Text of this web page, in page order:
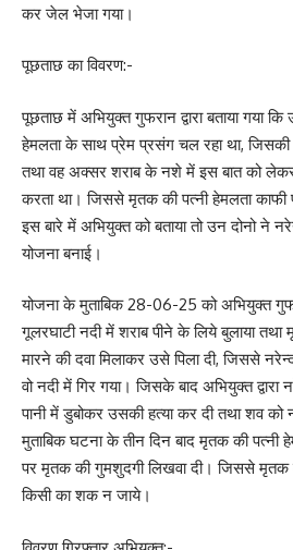
कर जेल भेजा गया।
पूछताछ का विवरण:-
पूछताछ में अभियुक्त गुफरान द्वारा बताया गया
हेमलता के साथ प्रेम प्रसंग चल रहा था, जिसकी
तथा वह अक्सर शराब के नशे में इस बात को
करता था। जिससे मृतक की पत्नी हेमलता काफी
इस बारे में अभियुक्त को बताया तो उन दोनो ने
योजना बनाई।
योजना के मुताबिक 28-06-25 को अभियुक्त
गूलरघाटी नदी में शराब पीने के लिये बुलाया
मारने की दवा मिलाकर उसे पिला दी, जिससे
वो नदी में गिर गया। जिसके बाद अभियुक्त
पानी में डुबोकर उसकी हत्या कर दी तथा शव
मुताबिक घटना के तीन दिन बाद मृतक की पत्नी
पर मृतक की गुमशुदगी लिखवा दी। जिससे मृतक
किसी का शक न जाये।